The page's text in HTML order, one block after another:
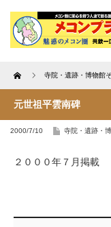
Home 寺院・遺跡・博物館
元世祖平雲南碑
2000/7/10 寺院・遺跡・
２０００年７月掲載